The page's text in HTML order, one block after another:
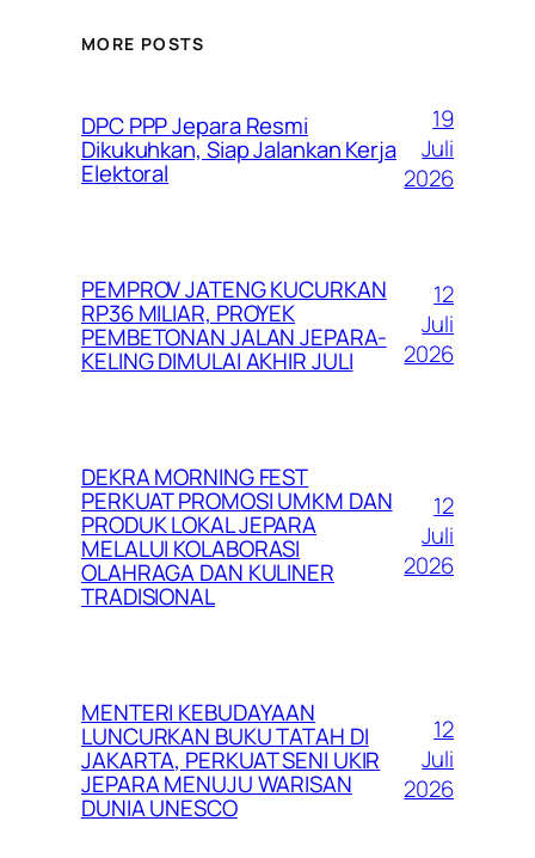
MORE POSTS
DPC PPP Jepara Resmi
Dikukuhkan, Siap Jalankan Kerja
Elektoral
19
Juli
2026
PEMPROV JATENG KUCURKAN
RP36 MILIAR, PROYEK
PEMBETONAN JALAN JEPARA-
KELING DIMULAI AKHIR JULI
12
Juli
2026
DEKRA MORNING FEST
PERKUAT PROMOSI UMKM DAN
PRODUK LOKAL JEPARA
MELALUI KOLABORASI
OLAHRAGA DAN KULINER
TRADISIONAL
12
Juli
2026
MENTERI KEBUDAYAAN
LUNCURKAN BUKU TATAH DI
JAKARTA, PERKUAT SENI UKIR
JEPARA MENUJU WARISAN
DUNIA UNESCO
12
Juli
2026